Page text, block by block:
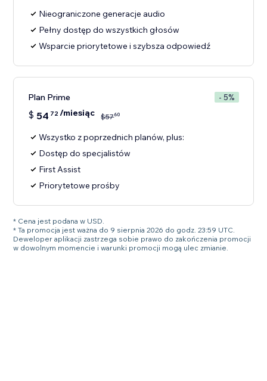
Nieograniczone generacje audio
Pełny dostęp do wszystkich głosów
Wsparcie priorytetowe i szybsza odpowiedź
Plan Prime - 5%
$ 54 72/miesiąc $5760
Wszystko z poprzednich planów, plus:
Dostęp do specjalistów
First Assist
Priorytetowe prośby
* Cena jest podana w USD.
* Ta promocja jest ważna do 9 sierpnia 2026 do godz. 23:59 UTC.
Deweloper aplikacji zastrzega sobie prawo do zakończenia promocji
w dowolnym momencie i warunki promocji mogą ulec zmianie.